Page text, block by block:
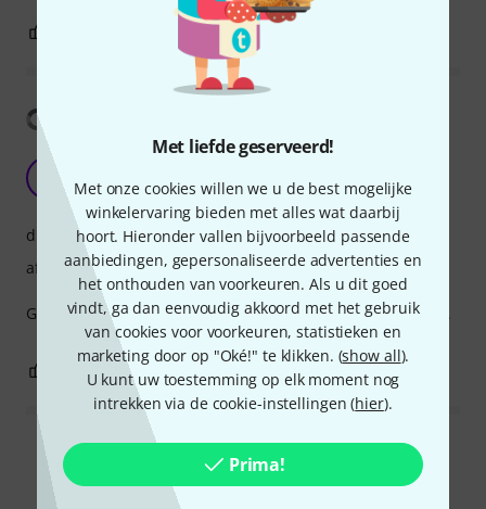
Met liefde geserveerd!
Met onze cookies willen we u de best mogelijke
winkelervaring bieden met alles wat daarbij
hoort. Hieronder vallen bijvoorbeeld passende
aanbiedingen, gepersonaliseerde advertenties en
het onthouden van voorkeuren. Als u dit goed
vindt, ga dan eenvoudig akkoord met het gebruik
van cookies voor voorkeuren, statistieken en
marketing door op "Oké!" te klikken. (show all).
U kunt uw toestemming op elk moment nog
intrekken via de cookie-instellingen (hier).
Prima!
EVALUATIE MELDEN
AndreiAlin 03.11.2020
Great color, great strap, great company and it fits perfectly.
draagcomfort
afwerking
EVALUATIE MELDEN
Alle waarderingen lezen